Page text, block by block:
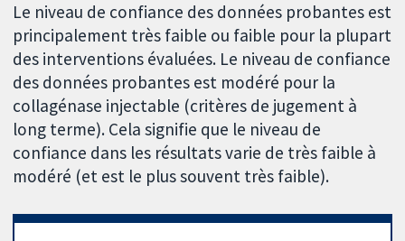
Le niveau de confiance des données probantes est
principalement très faible ou faible pour la plupart
des interventions évaluées. Le niveau de confiance
des données probantes est modéré pour la
collagénase injectable (critères de jugement à
long terme). Cela signifie que le niveau de
confiance dans les résultats varie de très faible à
modéré (et est le plus souvent très faible).